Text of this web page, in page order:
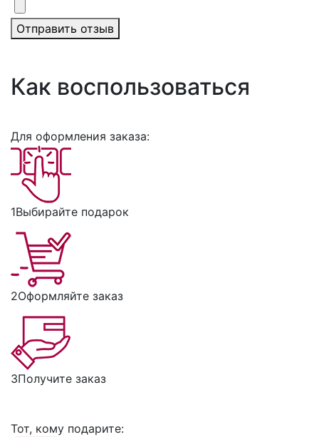
Отправить отзыв
Как воспользоваться
Для оформления заказа:
1Выбирайте подарок
2Оформляйте заказ
3Получите заказ
Тот, кому подарите: